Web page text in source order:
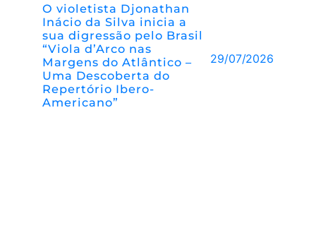
O violetista Djonathan
Inácio da Silva inicia a
sua digressão pelo Brasil
“Viola d’Arco nas
Margens do Atlântico –
Uma Descoberta do
Repertório Ibero-
Americano”
29/07/2026